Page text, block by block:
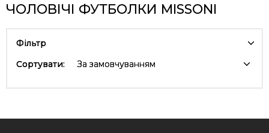
ЧОЛОВІЧІ ФУТБОЛКИ MISSONI
Фільтр
Сортувати:
За замовчуванням